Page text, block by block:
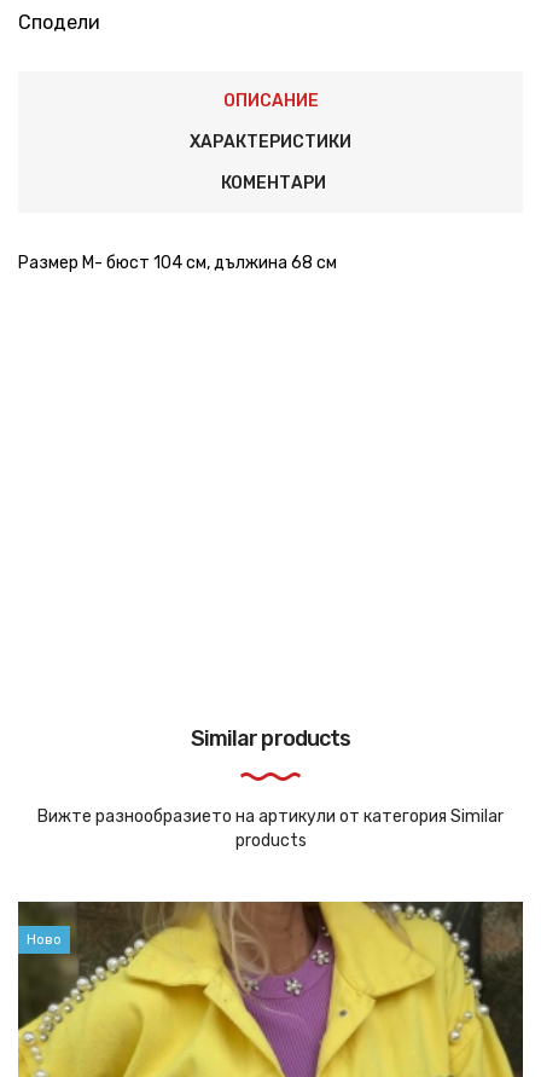
Сподели
ОПИСАНИЕ
ХАРАКТЕРИСТИКИ
КОМЕНТАРИ
Размер М- бюст 104 см, дължина 68 см
Similar products
Вижте разнообразието на артикули от категория Similar
products
Ново